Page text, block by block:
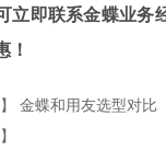
立即联系金蝶业务
！
金蝶和用友选型对比